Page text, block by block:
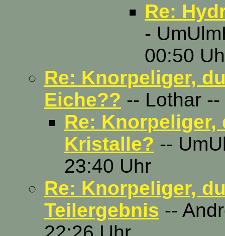
Re:
-
00:50
Re: Knorpeliger,
Eiche?? -- Lothar
Re:
Kristalle? --
23:40 Uhr
Re: Knorpeliger,
Teilergebnis --